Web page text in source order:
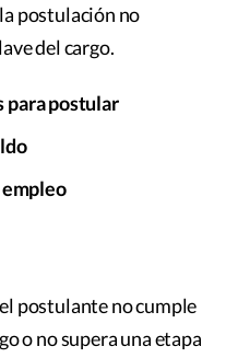
postulación no
del cargo.
para postular
postulante no cumple
o no supera una etapa